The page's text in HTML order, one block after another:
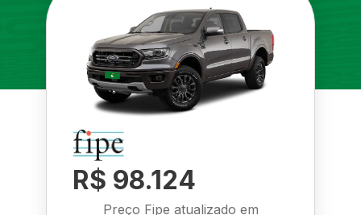
R$ 98.124
Preço Fipe atualizado em